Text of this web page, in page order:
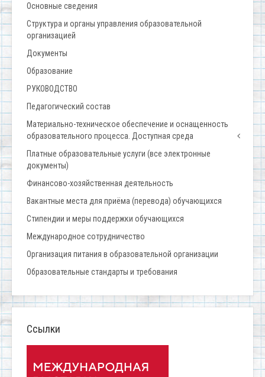
Основные сведения
Структура и органы управления образовательной
организацией
Документы
Образование
РУКОВОДСТВО
Педагогический состав
Материально-техническое обеспечение и оснащенность
образовательного процесса. Доступная среда
Платные образовательные услуги (все электронные
документы)
Финансово-хозяйственная деятельность
Вакантные места для приёма (перевода) обучающихся
Стипендии и меры поддержки обучающихся
Международное сотрудничество
Организация питания в образовательной организации
Образовательные стандарты и требования
Ссылки